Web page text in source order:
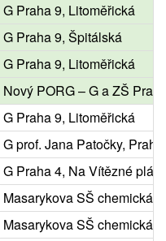
G Praha 9, Litoměřická
G Praha 9, Špitálská
G Praha 9, Litoměřická
Nový PORG – G a ZŠ
G Praha 9, Litoměřická
G prof. Jana Patočky,
G Praha 4, Na Vítězné pláni
Masarykova SŠ chemická,
Masarykova SŠ chemická,